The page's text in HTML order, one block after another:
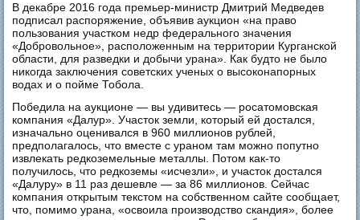
В декабре 2016 года премьер-министр Дмитрий Медведев
подписал распоряжение, объявив аукцион «на право
пользования участком недр федерального значения
«Добровольное», расположенным на территории Курганской
области, для разведки и добычи урана». Как будто не было
никогда заключения советских ученых о высоконапорных
водах и о пойме Тобола.
Победила на аукционе — вы удивитесь — росатомовская
компания «Далур». Участок земли, который ей достался,
изначально оценивался в 960 миллионов рублей,
предполагалось, что вместе с ураном там можно попутно
извлекать редкоземельные металлы. Потом как-то
получилось, что редкоземы «исчезли», и участок достался
«Далуру» в 11 раз дешевле — за 86 миллионов. Сейчас
компания открытым текстом на собственном сайте сообщает,
что, помимо урана, «освоила производство скандия», более